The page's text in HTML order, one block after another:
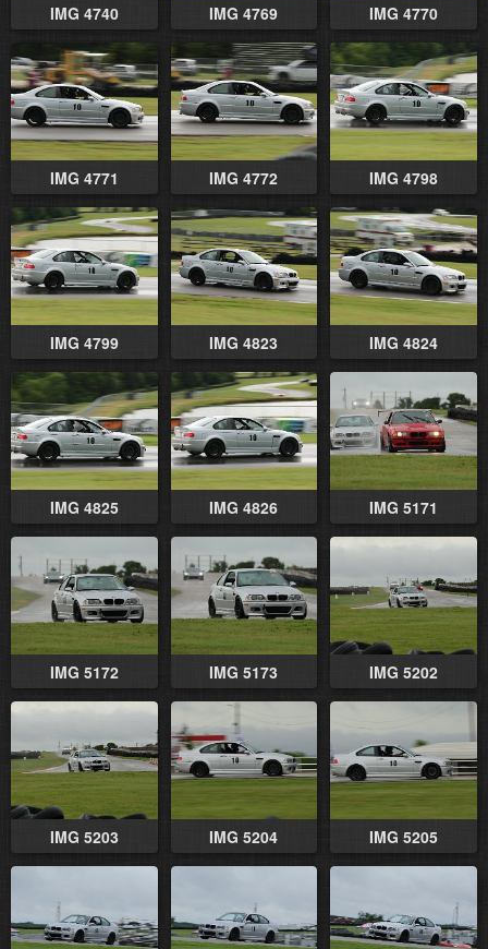
IMG 4740 IMG 4769 IMG 4770
IMG 4771 IMG 4772 IMG 4798
IMG 4799 IMG 4823 IMG 4824
IMG 4825 IMG 4826 IMG 5171
IMG 5172 IMG 5173 IMG 5202
IMG 5203 IMG 5204 IMG 5205